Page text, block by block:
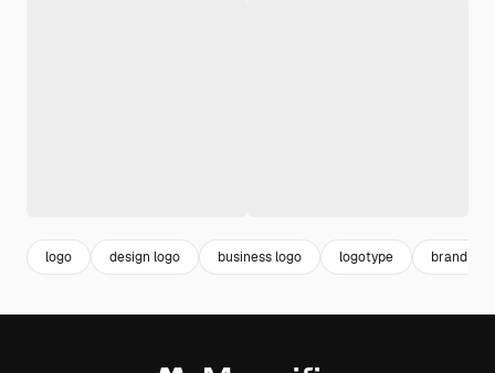
logo design logo business logo logotype branding